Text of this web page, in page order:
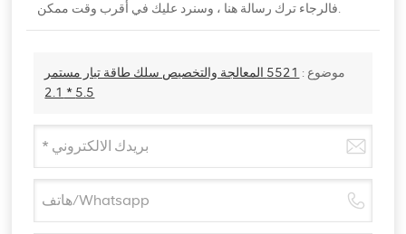
فالرجاء ترك رسالة هنا ، وسنرد عليك في أقرب وقت ممكن.
موضوع :
5521 المعالجة والتخصيص سلك طاقة تيار مستمر
5.5 * 2.1